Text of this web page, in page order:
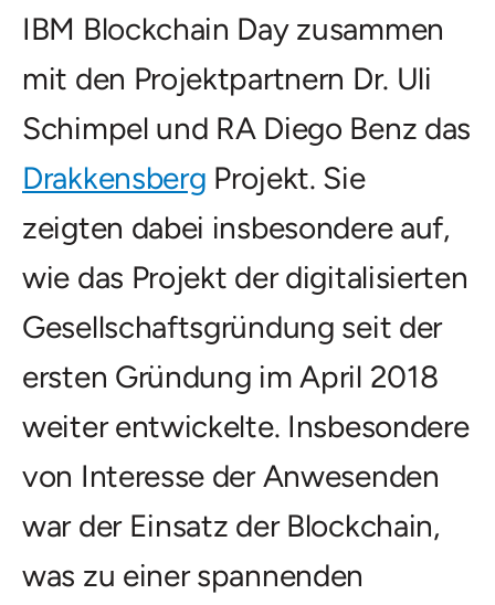
IBM Blockchain Day zusammen
mit den Projektpartnern Dr. Uli
Schimpel und RA Diego Benz das
Drakkensberg Projekt. Sie
zeigten dabei insbesondere auf,
wie das Projekt der digitalisierten
Gesellschaftsgründung seit der
ersten Gründung im April 2018
weiter entwickelte. Insbesondere
von Interesse der Anwesenden
war der Einsatz der Blockchain,
was zu einer spannenden